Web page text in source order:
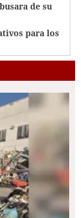
de su
para los